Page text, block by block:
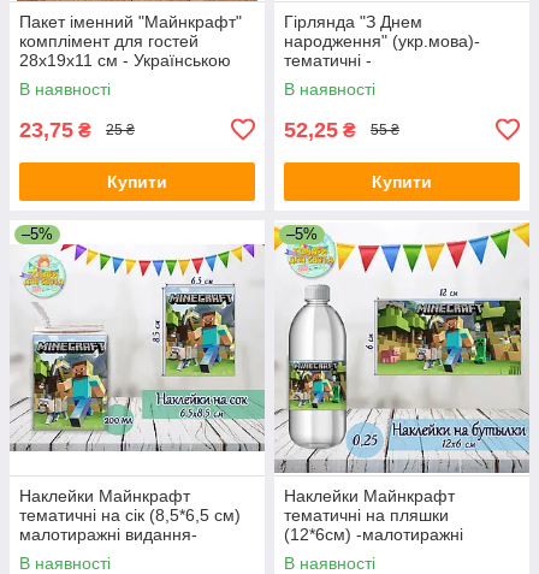
Пакет іменний "Майнкрафт"
комплімент для гостей
28х19х11 см - Українською
В наявності
23,75 ₴ 25 ₴
Купити
Гірлянда "З Днем
народження" (укр.мова)-
тематичні -
В наявності
52,25 ₴ 55 ₴
Купити
–5%
Наклейки Майнкрафт
тематичні на сік (8,5*6,5 см)
малотиражні видання-
В наявності
–5%
Наклейки Майнкрафт
тематичні на пляшки
(12*6см) -малотиражні
видання-
В наявності